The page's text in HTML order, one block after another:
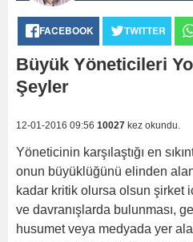
FACEBOOK TWITTER
Büyük Yöneticileri
Şeyler
12-01-2016 09:56 10027 kez okundu.
Yöneticinin karşılaştığı en
onun büyüklüğünü elinden
kadar kritik olursa olsun şirket
ve davranışlarda bulunması,
husumet veya medyada yer